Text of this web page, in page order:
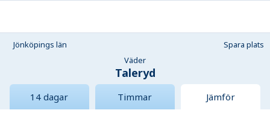
Jönköpings län
Spara plats
Väder
Taleryd
14 dagar Timmar Jämför